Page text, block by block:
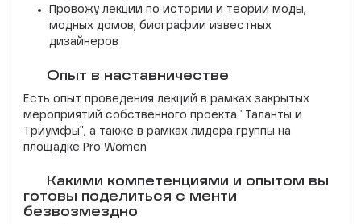
Провожу лекции по истории и теории моды,
модных домов, биографии известных
дизайнеров
Опыт в наставничестве
Есть опыт проведения лекций в рамках закрытых
мероприятий собственного проекта "Таланты и
Триумфы", а также в рамках лидера группы на
площадке Pro Women
Какими компетенциями и опытом вы
готовы поделиться с менти
безвозмездно